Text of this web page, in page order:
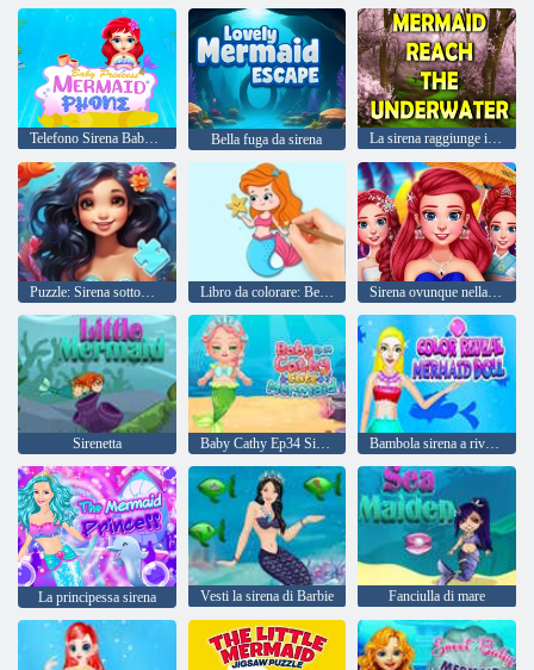
Telefono Sirena Baby Princess Bella fuga da sirena La sirena raggiunge il sottomarino
Libro da colorare: Bellissima principessa sirena Sirena ovunque nella moda
Sirenetta Baby Cathy Ep34 Sirena carina Bambola sirena a rivelazione di colore
La principessa sirena Vesti la sirena di Barbie Fanciulla di mare